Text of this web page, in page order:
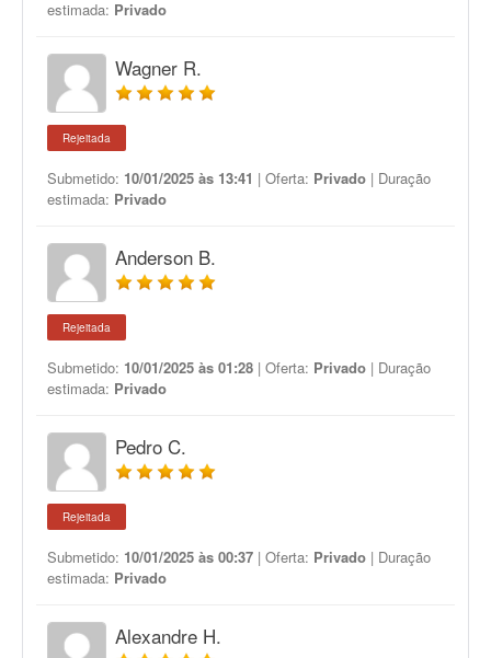
estimada: Privado
Wagner R.
Rejeitada
Submetido: 10/01/2025 às 13:41 | Oferta: Privado | Duração
estimada: Privado
Anderson B.
Rejeitada
Submetido: 10/01/2025 às 01:28 | Oferta: Privado | Duração
estimada: Privado
Pedro C.
Rejeitada
Submetido: 10/01/2025 às 00:37 | Oferta: Privado | Duração
estimada: Privado
Alexandre H.